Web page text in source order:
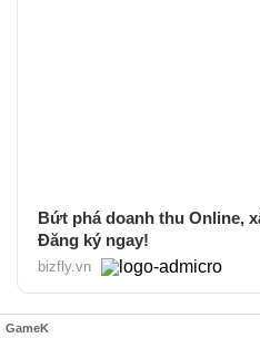
Bứt phá doanh thu Online,
Đăng ký ngay!
bizfly.vn
GameK